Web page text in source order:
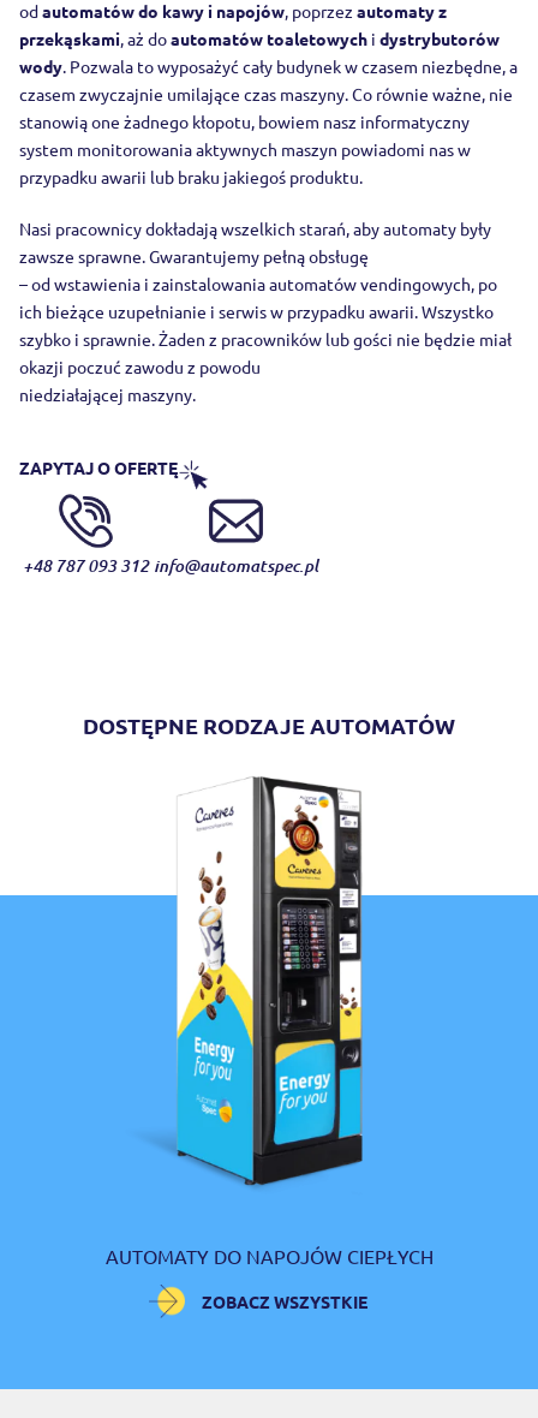
odautomatów do kawy i napojów, poprzez automaty z
przekąskami, aż doautomatów toaletowych i dystrybutorów
wody. Pozwala to wyposażyć cały budynek w czasem niezbędne, a
czasem zwyczajnie umilające czas maszyny. Co równie ważne, nie
stanowią one żadnego kłopotu, bowiem nasz informatyczny
system monitorowania aktywnych maszyn powiadomi nas w
przypadku awarii lub braku jakiegoś produktu.
Nasi pracownicy dokładają wszelkich starań, aby automaty były
zawsze sprawne. Gwarantujemy pełną obsługę
– od wstawienia i zainstalowania automatów vendingowych, po
ich bieżące uzupełnianie i serwis w przypadku awarii. Wszystko
szybko i sprawnie. Żaden z pracowników lub gości nie będzie miał
okazji poczuć zawodu z powodu
niedziałającej maszyny.
ZAPYTAJ O OFERTĘ
+48 787 093 312 info@automatspec.pl
DOSTĘPNE RODZAJE AUTOMATÓW
AUTOMATY DO NAPOJÓW CIEPŁYCH
ZOBACZ WSZYSTKIE